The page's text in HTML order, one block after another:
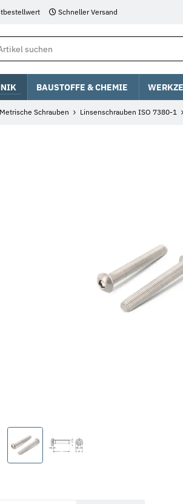
Schneller Versand
BAUSTOFFE & CHEMIE
Metrische Schrauben Linsenschrauben ISO 7380-1